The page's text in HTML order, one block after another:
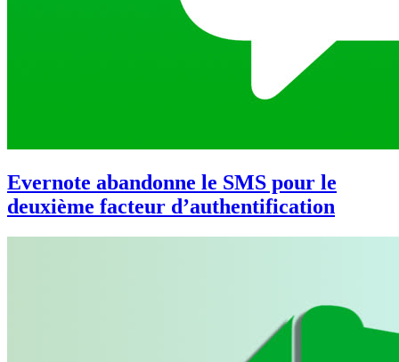
Evernote abandonne le SMS pour le
deuxième facteur d’authentification